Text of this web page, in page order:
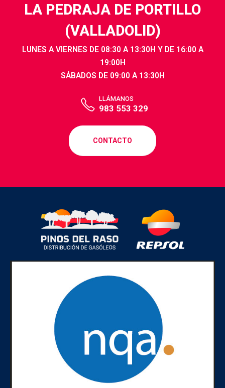
LA PEDRAJA DE PORTILLO
(VALLADOLID)
LUNES A VIERNES DE 08:30 A 13:30H Y DE 16:00 A
19:00H
SÁBADOS DE 09:00 A 13:30H
LLÁMANOS
983 553 329
CONTACTO